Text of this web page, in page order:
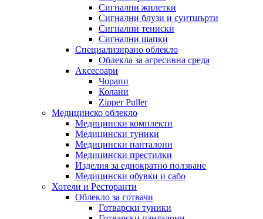
Сигнални жилетки
Сигнални блузи и суитшърти
Сигнални тениски
Сигнални шапки
Специализирано облекло
Облекла за агресивна среда
Аксесоари
Чорапи
Колани
Zipper Puller
Медицинско облекло
Медицински комплекти
Медицински туники
Медицински панталони
Медицински престилки
Изделия за еднократно ползване
Медицински обувки и сабо
Хотели и Ресторанти
Облекло за готвачи
Готварски туники